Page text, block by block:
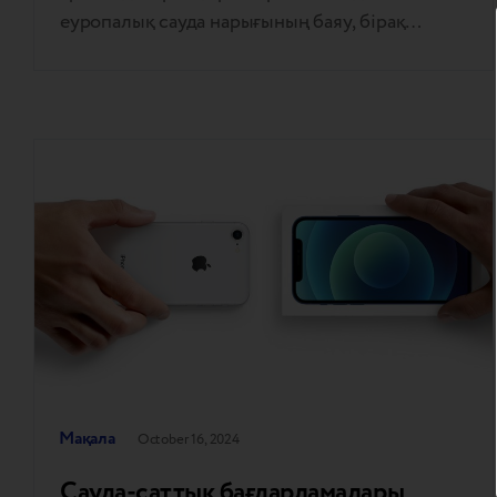
еуропалық сауда нарығының баяу, бірақ
керектігін ұсынады. Еуропа артта қалды, бірақ
алшақтықты қысқартуға болады
Тұтынушылардың 33%-ы сауда-саттық
бағдарламаларына қатысатын АҚШ-пен және
26%-бен…
Мақала October 16, 2024